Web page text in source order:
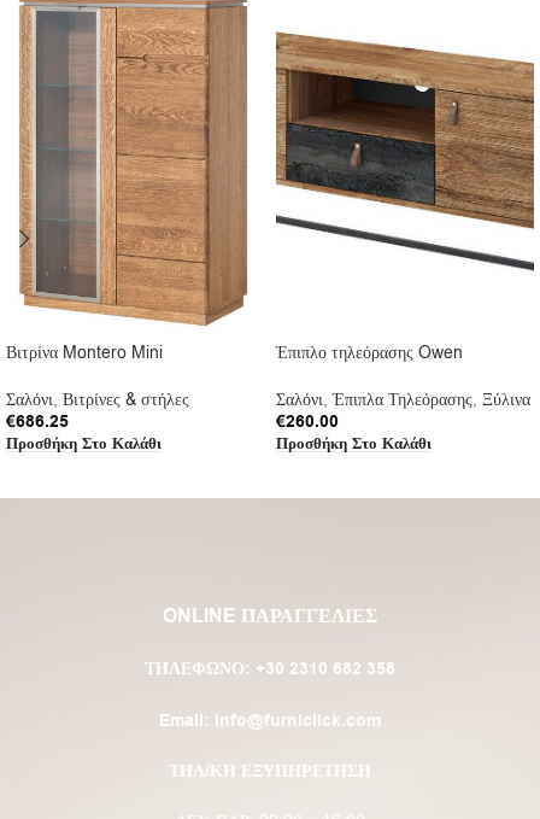
Βιτρίνα Montero Mini
Σαλόνι, Βιτρίνες & στήλες
€686.25
Προσθήκη Στο Καλάθι
Έπιπλο τηλεόρασης Owen
Σαλόνι, Έπιπλα Τηλεόρασης, Ξύλινα
€260.00
Προσθήκη Στο Καλάθι
ONLINE ΠΑΡΑΓΓΕΛΙΕΣ
ΤΗΛΈΦΩΝΟ: +30 2310 682 358
Email: info@furniclick.com
ΤΗΛ/ΚΗ ΕΞΥΠΗΡΕΤΗΣΗ